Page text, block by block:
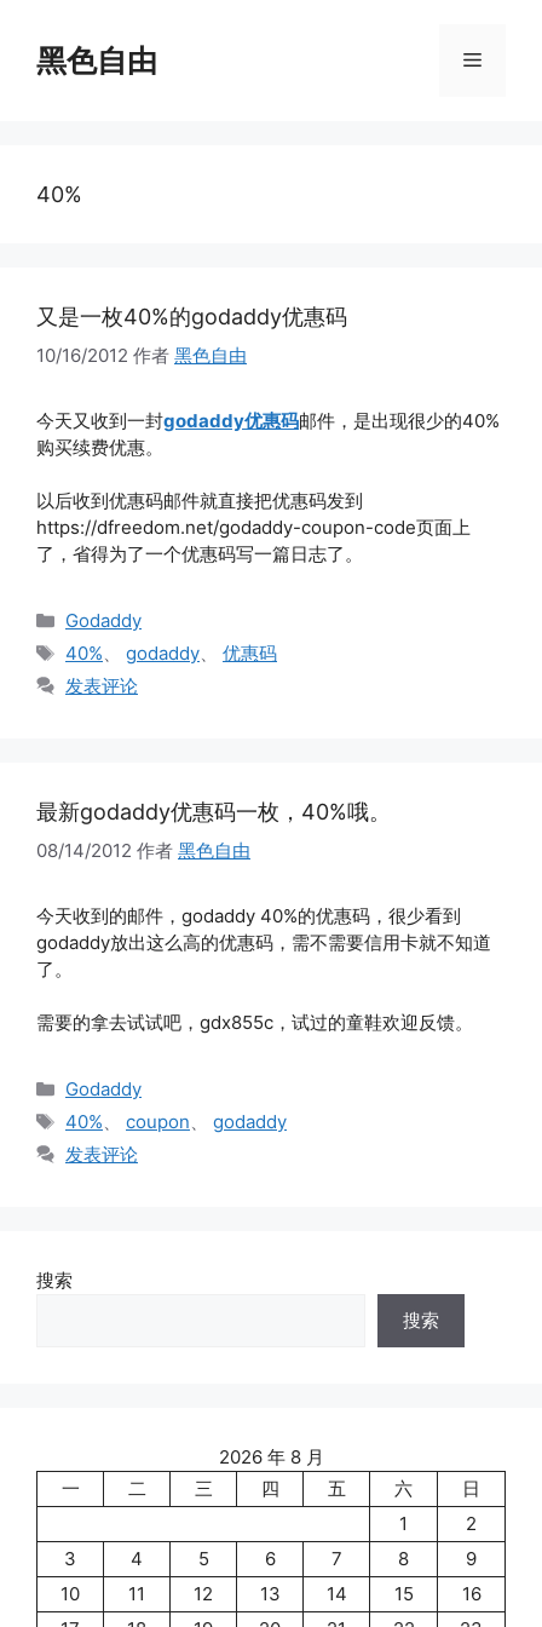
黑色自由 菜
40%
又是一枚40%的godaddy优惠码
10/16/2012 作者 黑色自由
今天又收到一封godaddy优惠码邮件，是出现很少的40%
购买续费优惠。
以后收到优惠码邮件就直接把优惠码发到
https://dfreedom.net/godaddy-coupon-code页面上
了，省得为了一个优惠码写一篇日志了。
分
类
Godaddy
标
签
40%、 godaddy、 优惠码
发表评论
最新godaddy优惠码一枚，40%哦。
08/14/2012 作者 黑色自由
今天收到的邮件，godaddy 40%的优惠码，很少看到
godaddy放出这么高的优惠码，需不需要信用卡就不知道
了。
需要的拿去试试吧，gdx855c，试过的童鞋欢迎反馈。
分
类
Godaddy
标
签
40%、 coupon、 godaddy
发表评论
搜索
搜索
2026 年 8 月
一
二 三 四 五 六
日
1
2
3
4 5 6 7 8
9
10
11 12 13 14 15
16